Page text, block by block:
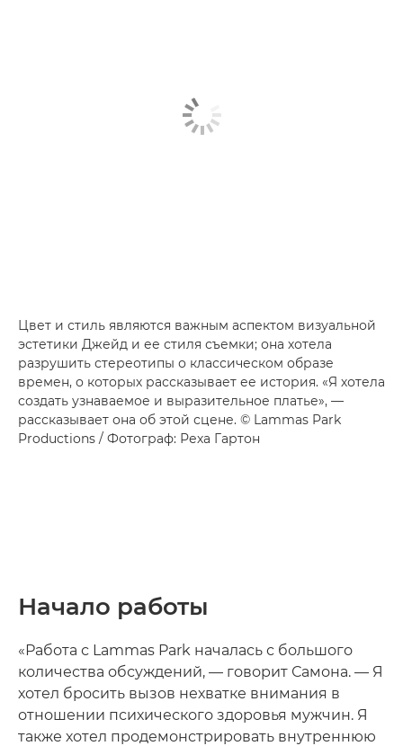
Цвет и стиль являются важным аспектом визуальной
эстетики Джейд и ее стиля съемки; она хотела
разрушить стереотипы о классическом образе
времен, о которых рассказывает ее история. «Я хотела
создать узнаваемое и выразительное платье», —
рассказывает она об этой сцене. © Lammas Park
Productions / Фотограф: Реха Гартон
Начало работы
«Работа с Lammas Park началась с большого
количества обсуждений, — говорит Самона. — Я
хотел бросить вызов нехватке внимания в
отношении психического здоровья мужчин. Я
также хотел продемонстрировать внутреннюю